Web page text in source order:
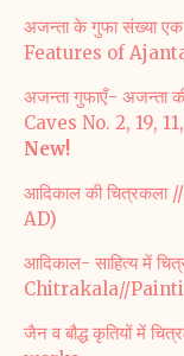
अजन्ता के गुफा संख्या
Features of
अजन्ता गुफाएँ- अजन्ता
Caves No. 2, 19,
New!
आदिकाल की
AD)
आदिकाल- साहित्य में
Chitrakala//
जैन व बौद्ध कृतियों में